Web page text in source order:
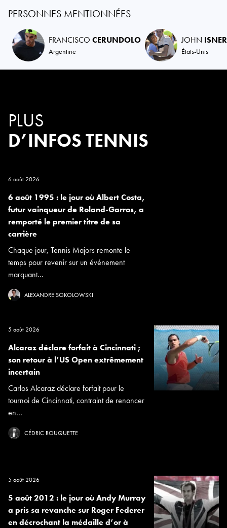
PERSONNES MENTIONNÉES
FRANCISCO CERUNDOLO
Argentine
JOHN ISNER
États-Unis
PLUS
D’INFOS TENNIS
6 août 2026
6 août 1995 : le jour où Albert Costa,
futur vainqueur de Roland-Garros, a
remporté le premier titre de sa
carrière
Chaque jour, Tennis Majors remonte le
temps pour revenir sur un événement
marquant...
ALEXANDRE SOKOLOWSKI
5 août 2026
Alcaraz déclare forfait à Cincinnati ;
son retour à l’US Open extrêmement
incertain
Carlos Alcaraz déclare forfait pour le
tournoi de Cincinnati, contraint de renoncer
en...
CÉDRIC ROUQUETTE
5 août 2026
5 août 2012 : le jour où Andy Murray
a pris sa revanche sur Roger Federer
en décrochant la médaille d’or à